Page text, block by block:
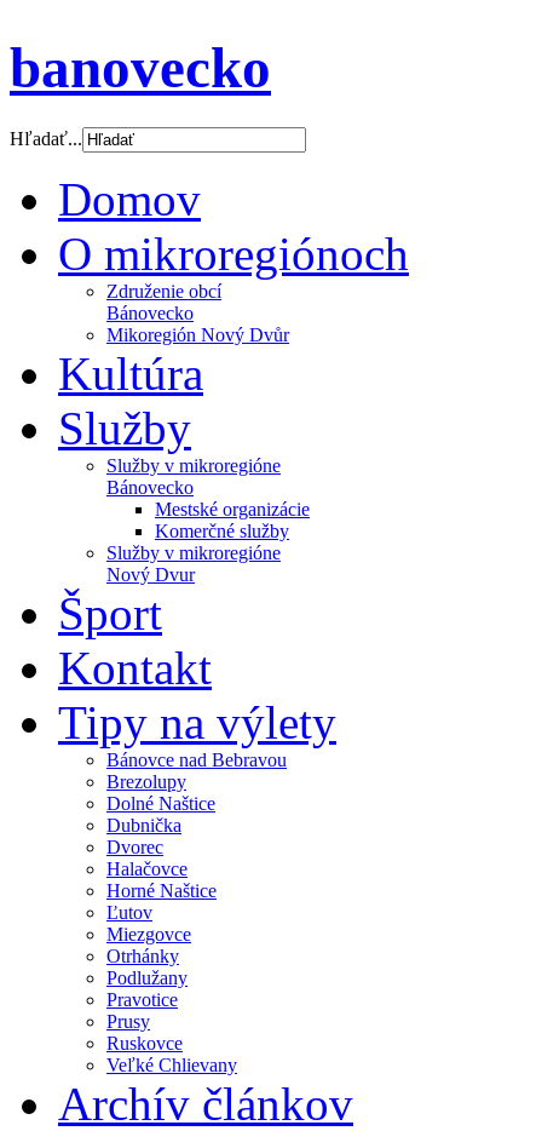
banovecko
Hľadať...
Domov
O mikroregiónoch
Združenie obcí
Bánovecko
Mikoregión Nový Dvůr
Kultúra
Služby
Služby v mikroregióne
Bánovecko
Mestské organizácie
Komerčné služby
Služby v mikroregióne
Nový Dvur
Šport
Kontakt
Tipy na výlety
Bánovce nad Bebravou
Brezolupy
Dolné Naštice
Dubnička
Dvorec
Halačovce
Horné Naštice
Ľutov
Miezgovce
Otrhánky
Podlužany
Pravotice
Prusy
Ruskovce
Veľké Chlievany
Archív článkov